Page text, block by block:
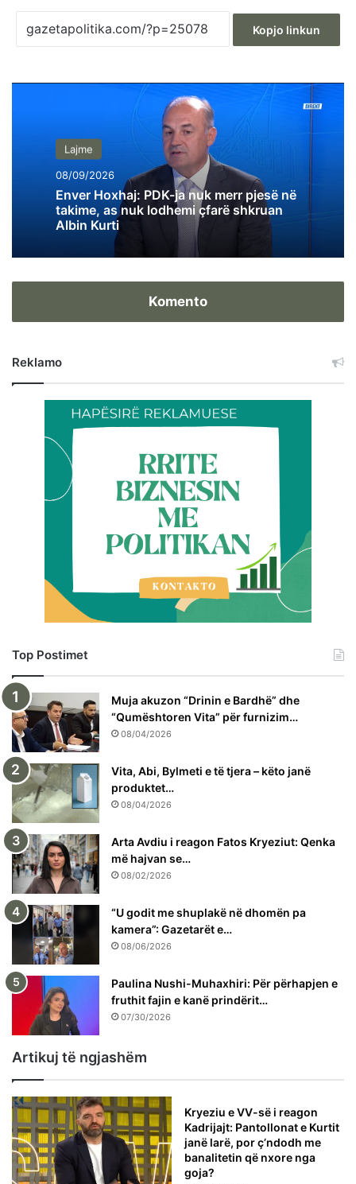
Kopjo linkun
Lajme
08/09/2026
Enver Hoxhaj: PDK-ja nuk merr pjesë në
takime, as nuk lodhemi çfarë shkruan
Albin Kurti
Komento
Reklamo
Top Postimet
Muja akuzon “Drinin e Bardhë” dhe
“Qumështoren Vita” për furnizim…
08/04/2026
Vita, Abi, Bylmeti e të tjera – këto janë
produktet…
08/04/2026
Arta Avdiu i reagon Fatos Kryeziut: Qenka
më hajvan se…
08/02/2026
“U godit me shuplakë në dhomën pa
kamera”: Gazetarët e…
08/06/2026
Paulina Nushi-Muhaxhiri: Për përhapjen e
fruthit fajin e kanë prindërit…
07/30/2026
Artikuj të ngjashëm
Kryeziu e VV-së i reagon
Kadrijajt: Pantollonat e Kurtit
janë larë, por ç’ndodh me
banalitetin që nxore nga
goja?